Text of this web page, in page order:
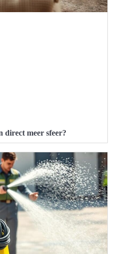
direct meer sfeer?